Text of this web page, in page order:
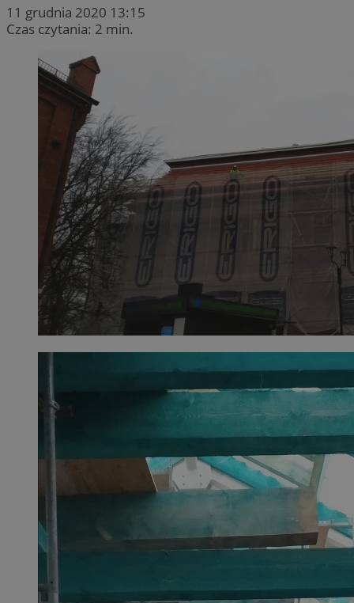
11 grudnia 2020 13:15
Czas czytania: 2 min.